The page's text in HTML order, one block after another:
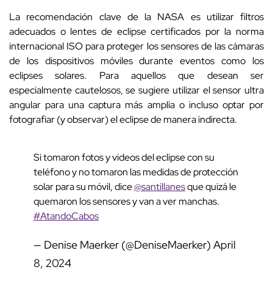
La recomendación clave de la NASA es utilizar filtros
adecuados o lentes de eclipse certificados por la norma
internacional ISO para proteger los sensores de las cámaras
de los dispositivos móviles durante eventos como los
eclipses solares. Para aquellos que desean ser
especialmente cautelosos, se sugiere utilizar el sensor ultra
angular para una captura más amplia o incluso optar por
fotografiar (y observar) el eclipse de manera indirecta.
Si tomaron fotos y videos del eclipse con su
teléfono y no tomaron las medidas de protección
solar para su móvil, dice@santillanesque quizá le
quemaron los sensores y van a ver manchas.
#AtandoCabos
— Denise Maerker (@DeniseMaerker) April
8, 2024